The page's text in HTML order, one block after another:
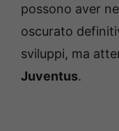
possono aver
oscurato
sviluppi, ma
Juventus.